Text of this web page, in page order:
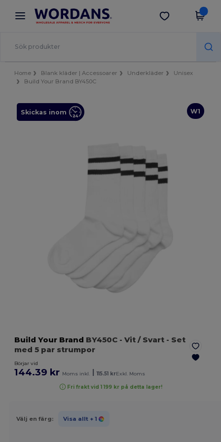
× Wordans-app
Bättre priser i appen!
Hämta app
Home Blank kläder | Accessoarer Underkläder
Unisex
Build Your Brand BY450C
W1
Skickas inom
Build Your Brand BY450C - Vit / Svart - Set
med 5 par strumpor
Börjar vid
144.39 kr Moms inkl. 115.51 krExkl. Moms
Fri frakt vid 1 199 kr på detta lager!
Välj en färg: Visa allt + 1